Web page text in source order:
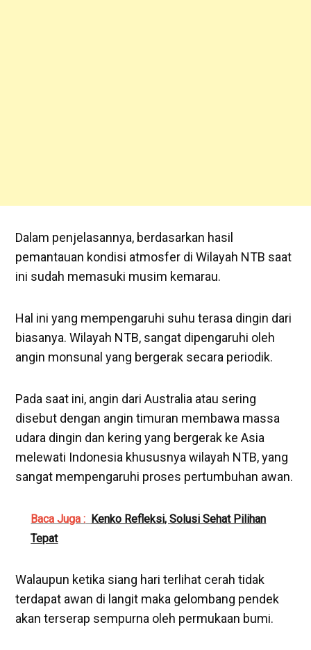
Dalam penjelasannya, berdasarkan hasil
pemantauan kondisi atmosfer di Wilayah NTB saat
ini sudah memasuki musim kemarau.
Hal ini yang mempengaruhi suhu terasa dingin dari
biasanya. Wilayah NTB, sangat dipengaruhi oleh
angin monsunal yang bergerak secara periodik.
Pada saat ini, angin dari Australia atau sering
disebut dengan angin timuran membawa massa
udara dingin dan kering yang bergerak ke Asia
melewati Indonesia khususnya wilayah NTB, yang
sangat mempengaruhi proses pertumbuhan awan.
Baca Juga : Kenko Refleksi, Solusi Sehat Pilihan
Tepat
Walaupun ketika siang hari terlihat cerah tidak
terdapat awan di langit maka gelombang pendek
akan terserap sempurna oleh permukaan bumi.